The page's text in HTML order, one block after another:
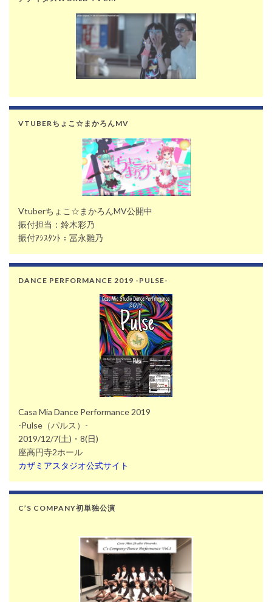
VTUBERちょこ☆まかろんMV
Vtuberちょこ☆まかろんMV公開中
振付担当：鈴木彩乃
振付ｱｼｽﾀﾝﾄ：冨永雛乃
DANCE PERFORMANCE 2019 -PULSE-
Casa Mia Dance Performance 2019
-Pulse（パルス）-
2019/12/7(土)・8(日)
座高円寺2ホール
カザミアスタジオ公式サイト
C’S COMPANY初単独公演